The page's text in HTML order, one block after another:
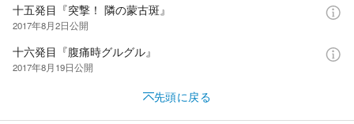
十五発目『突撃！ 隣の蒙古斑』
2017年8月2日公開
十六発目『腹痛時グルグル』
2017年8月19日公開
先頭に戻る